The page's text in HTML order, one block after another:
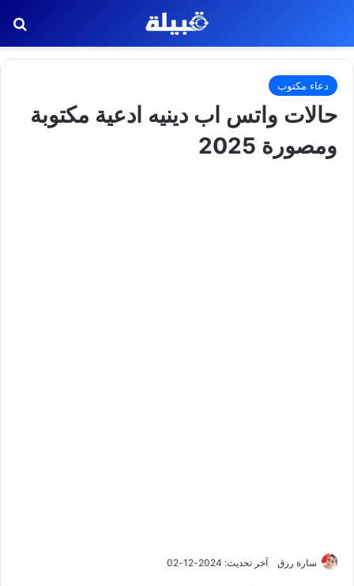
دعاء مكتوب
حالات واتس اب دينيه ادعية مكتوبة
ومصورة 2025
سارة رزق آخر تحديث: 2024-12-02